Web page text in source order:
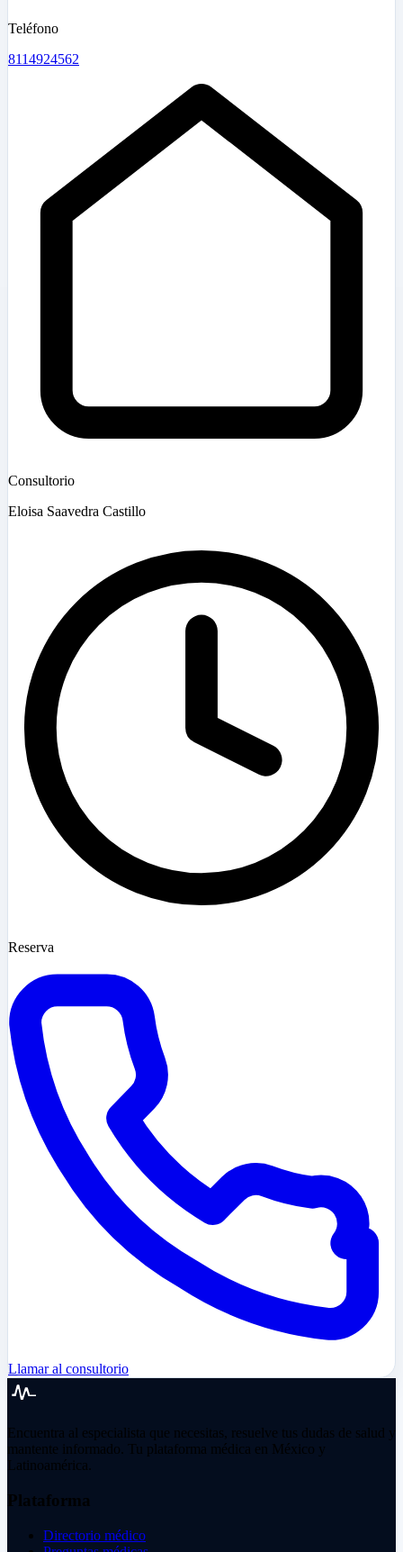
Teléfono
8114924562
Consultorio
Eloisa Saavedra Castillo
Reserva
Llamar al consultorio
Encuentra al especialista que necesitas, resuelve tus dudas de salud y
mantente informado. Tu plataforma médica en México y
Latinoamérica.
Plataforma
Directorio médico